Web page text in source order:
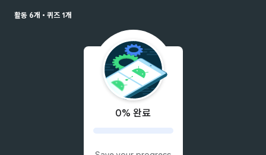
활동 6개 • 퀴즈 1개
0% 완료